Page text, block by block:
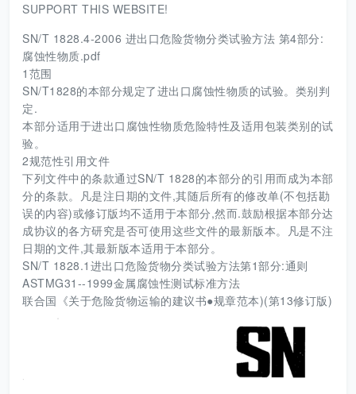
SUPPORT THIS WEBSITE!
SN/T 1828.4-2006 进出口危险货物分类试验方法 第4部分:
腐蚀性物质.pdf
1范围
SN/T1828的本部分规定了进出口腐蚀性物质的试验。类别判
定.
本部分适用于进出口腐蚀性物质危险特性及适用包装类别的试
验。
2规范性引用文件
下列文件中的条款通过SN/T 1828的本部分的引用而成为本部
分的条款。凡是注日期的文件,其随后所有的修改单(不包括勘
误的内容)或修订版均不适用于本部分,然而.鼓励根据本部分达
成协议的各方研究是否可使用这些文件的最新版本。凡是不注
日期的文件,其最新版本适用于本部分。
SN/T 1828.1进出口危险货物分类试验方法第1部分:通则
ASTMG31--1999金属腐蚀性测试标准方法
联合国《关于危险货物运输的建议书●规章范本)(第13修订版)